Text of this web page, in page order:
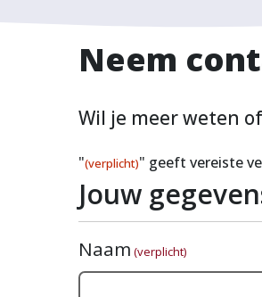
Neem
Wil je meer weten
"(verplicht)" geeft vereiste
Jouw
Naam (verplicht)